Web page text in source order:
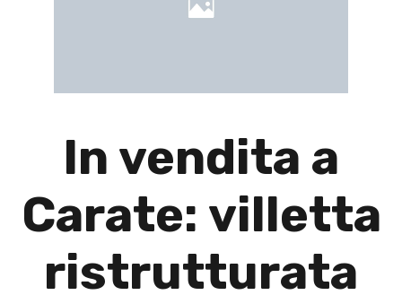
In vendita a
Carate: villetta
ristrutturata